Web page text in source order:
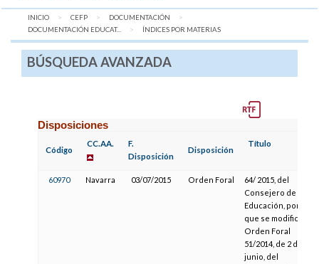
INICIO CEFP
DOCUMENTACIÓN
DOCUMENTACIÓN EDUCAT...
AQUÍ:
ÍNDICES POR MATERIAS
BÚSQUEDA AVANZADA
Disposiciones
Código
CC.AA.
F.
Disposición
Disposición
Título
60970 Navarra 03/07/2015 Orden Foral
64/ 2015, del
Consejero de
Educación, por la
que se modifica la
Orden Foral
51/2014, de 2 de
junio, del